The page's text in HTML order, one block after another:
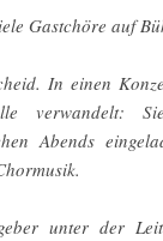
Gastchöre auf
In einen
verwandelt:
Abends
unter der